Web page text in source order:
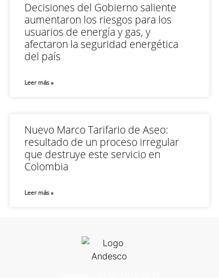
Decisiones del Gobierno saliente
aumentaron los riesgos para los
usuarios de energía y gas, y
afectaron la seguridad energética
del país
Leer más »
Nuevo Marco Tarifario de Aseo:
resultado de un proceso irregular
que destruye este servicio en
Colombia
Leer más »